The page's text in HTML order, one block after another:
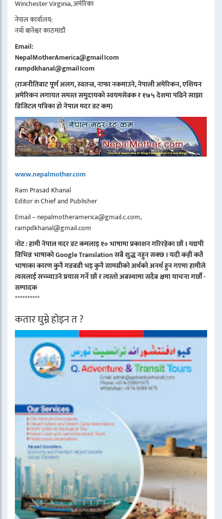
Winchester Virginia, अमेरिका
नेपाल कार्यालय:
नयाँ बानेश्वर काठमाडौं
Email:
NepalMotherAmerica@gmail।com
rampdkhanal@gmail।com
(राजनीतिबाट पूर्ण अलग, स्वतन्त्र, नाफा नकमाउने, नेपाली अमेरिकन, एशियन
अमेरिकन लगायत समस्त समुदायको स्वयमसेबक र १७५ देशमा पढिने साझा
डिजिटल पत्रिका हो नेपाल मदर डट कम)
www.nepalmother.com
Ram Prasad Khanal
Editor in Chief and Publisher
Email – nepalmotheramerica@gmail.c.com,
rampdkhanal@gmail.com
नोट : हामी नेपाल मदर डट कमलाइ १० भाषामा प्रकाशन गरिरहेका छौं । यद्यपी
विभिन्न भाषाको Google Translation सबै शुद्ध नहुन सक्छ । यदी कहीं कतै
भाषाका कारण कुनै गडबडी भइ कुनै सामग्रीको अर्थको अनर्थ हुन गएमा हामीले
त्यसलाई सच्च्याउने प्रयास गर्ने छौं र त्यस्तो अबस्थामा सदैब क्षमा याचना गर्छौं -
सम्पादक
**********
कतार घुम्ने होइन त ?